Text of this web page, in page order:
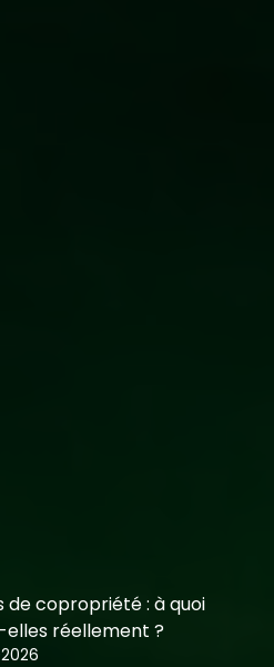
de copropriété : à quoi
réellement ?